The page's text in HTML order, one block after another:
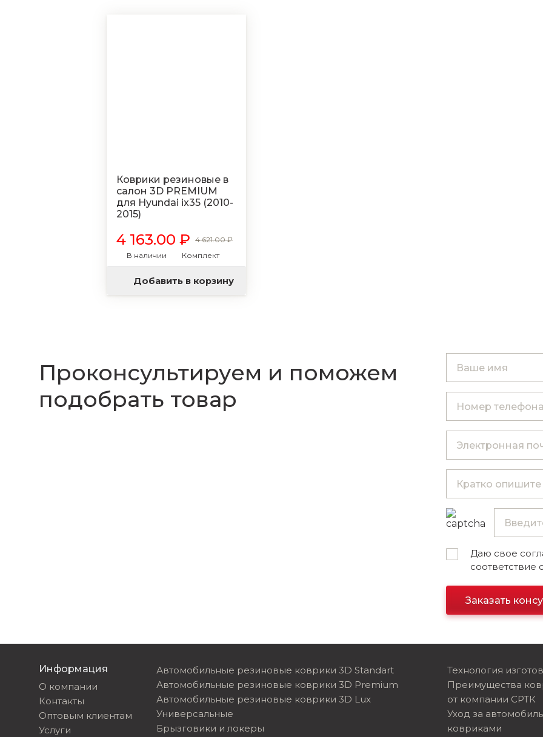
Коврики резиновые в
салон 3D PREMIUM
для Hyundai ix35 (2010-
2015)
4 163.00 ₽ 4 621.00 ₽
В наличии
Комплект
Добавить в корзину
Проконсультируем и поможем
подобрать товар
Даю свое
соответствие
Заказать
Информация
О компании
Контакты
Оптовым клиентам
Услуги
Автомобильные резиновые коврики 3D Standart
Автомобильные резиновые коврики 3D Premium
Автомобильные резиновые коврики 3D Lux
Универсальные
Брызговики и локеры
Технология
Преимущества
от компании СРТК
Уход за
ковриками